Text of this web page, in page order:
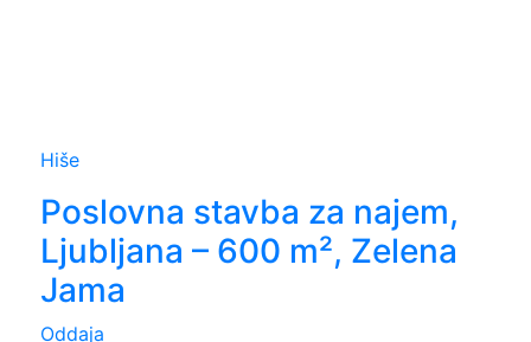
Hiše
Poslovna stavba za najem,
Ljubljana – 600 m², Zelena
Jama
Oddaja